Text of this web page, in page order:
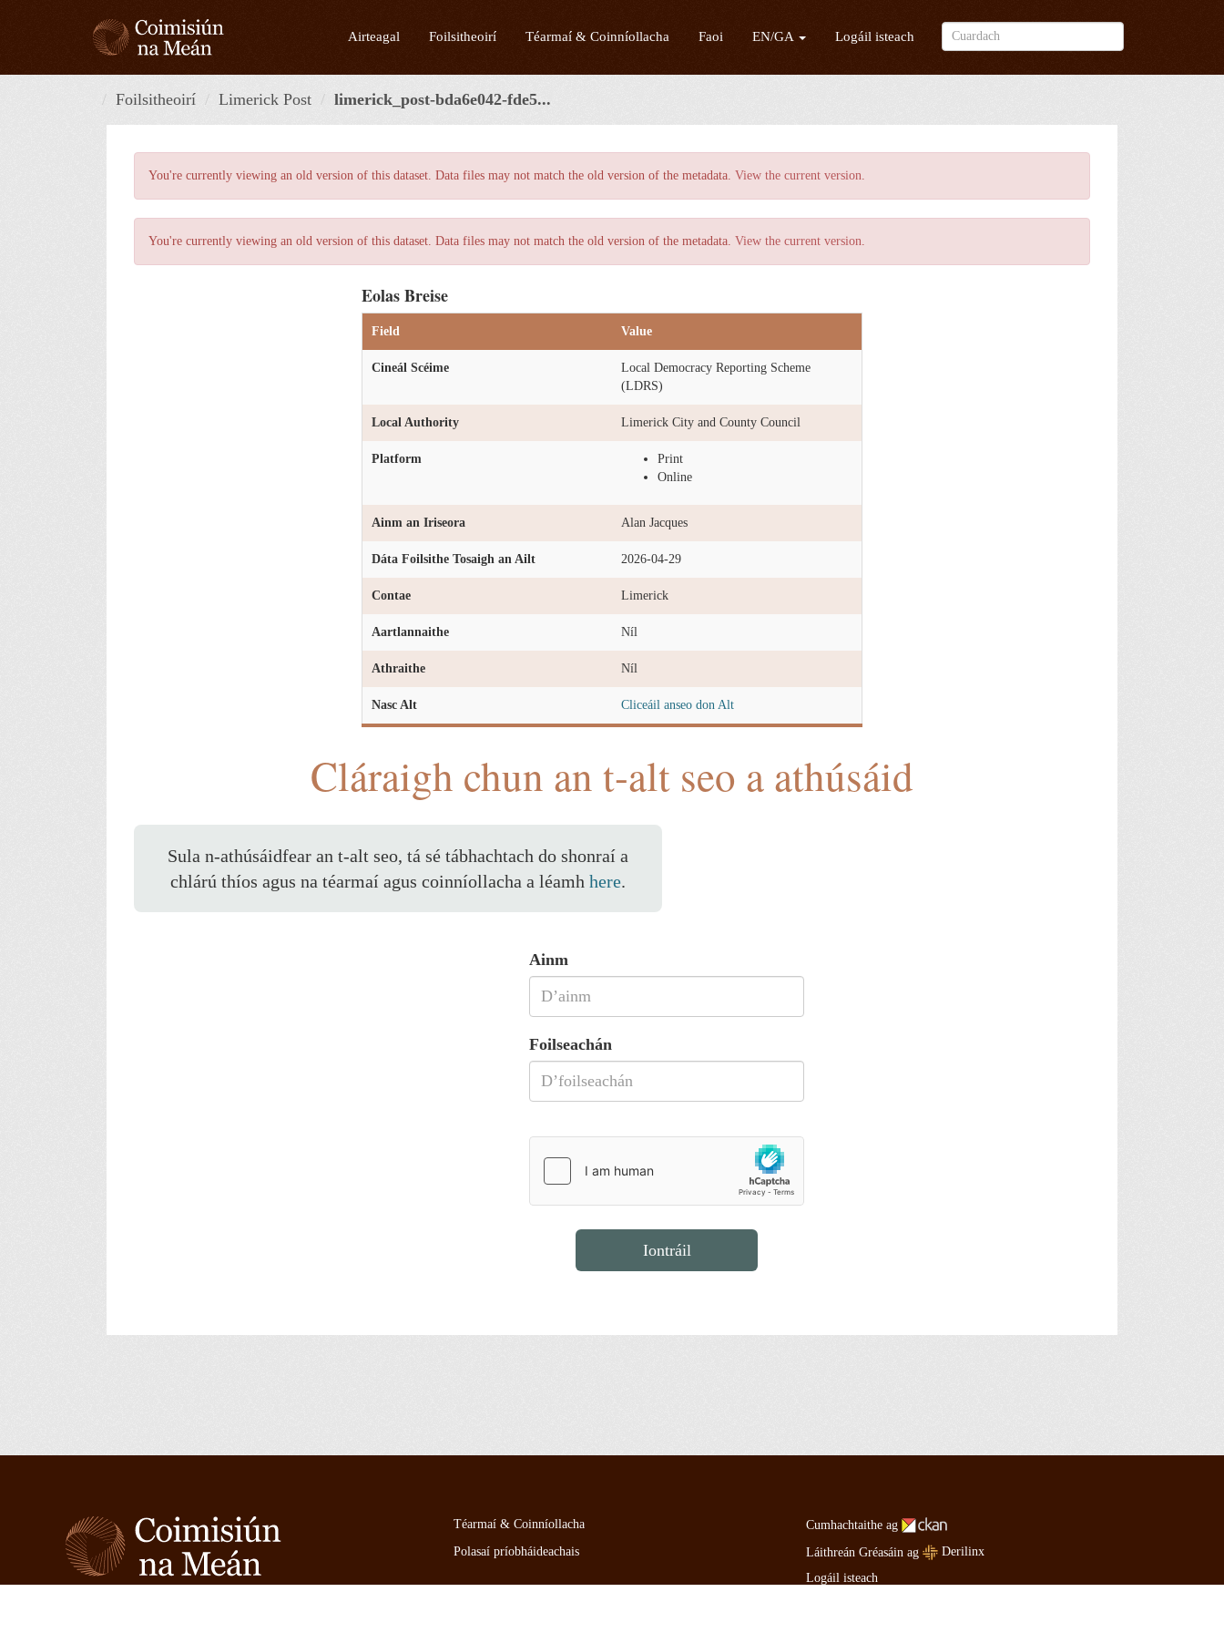
Airteagal Foilsitheoirí Téarmaí & Coinníollacha Faoi EN/GA Logáil isteach
Foilsitheoirí Limerick Post limerick_post-bda6e042-fde5...
You're currently viewing an old version of this dataset. Data files may not match the old version of the metadata. View the current version.
You're currently viewing an old version of this dataset. Data files may not match the old version of the metadata. View the current version.
Eolas Breise
Field Value
Cineál Scéime
Local Democracy Reporting Scheme
(LDRS)
Local Authority Limerick City and County Council
Platform
Print
Online
Ainm an Iriseora Alan Jacques
Dáta Foilsithe Tosaigh an Ailt 2026-04-29
Contae Limerick
Aartlannaithe Níl
Athraithe Níl
Nasc Alt Cliceáil anseo don Alt
Cláraigh chun an t-alt seo a athúsáid
Sula n-athúsáidfear an t-alt seo, tá sé tábhachtach do shonraí a
chlárú thíos agus na téarmaí agus coinníollacha a léamh here.
Ainm
Foilseachán
Iontráil
Téarmaí & Coinníollacha
Polasaí príobháideachais
Cumhachtaithe ag
Láithreán Gréasáin ag
Derilinx
Logáil isteach